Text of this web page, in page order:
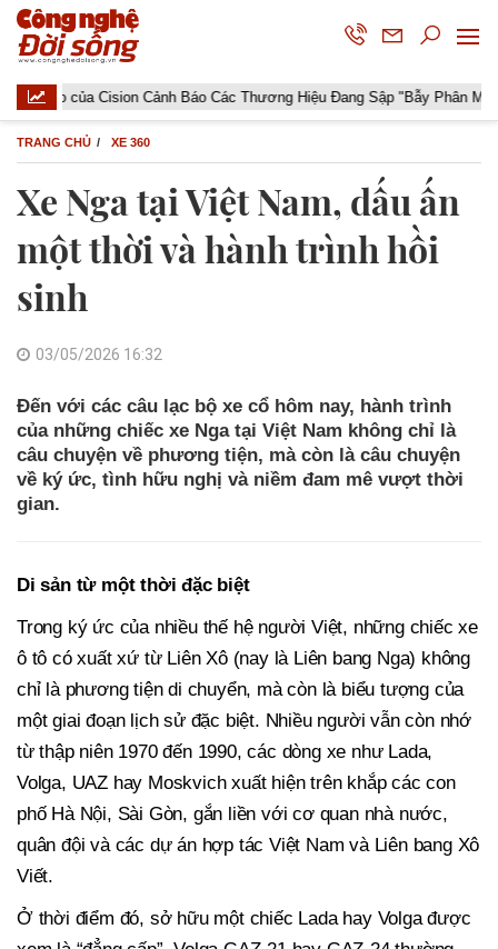
của Cision Cảnh Báo Các Thương Hiệu Đang Sập "Bẫy Phân Mảnh Dữ
TRANG CHỦ XE 360
Xe Nga tại Việt Nam, dấu ấn
một thời và hành trình hồi
sinh
03/05/2026 16:32
Đến với các câu lạc bộ xe cổ hôm nay, hành trình
của những chiếc xe Nga tại Việt Nam không chỉ là
câu chuyện về phương tiện, mà còn là câu chuyện
về ký ức, tình hữu nghị và niềm đam mê vượt thời
gian.
Di sản từ một thời đặc biệt
Trong ký ức của nhiều thế hệ người Việt, những chiếc xe
ô tô có xuất xứ từ Liên Xô (nay là Liên bang Nga) không
chỉ là phương tiện di chuyển, mà còn là biểu tượng của
một giai đoạn lịch sử đặc biệt. Nhiều người vẫn còn nhớ
từ thập niên 1970 đến 1990, các dòng xe như Lada,
Volga, UAZ hay Moskvich xuất hiện trên khắp các con
phố Hà Nội, Sài Gòn, gắn liền với cơ quan nhà nước,
quân đội và các dự án hợp tác Việt Nam và Liên bang Xô
Viết.
Ở thời điểm đó, sở hữu một chiếc Lada hay Volga được